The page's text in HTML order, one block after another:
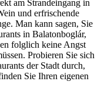
am Strandeingang in
und erfrischende
Man kann sagen, Sie
in Balatonboglár,
folglich keine Angst
Probieren Sie sich
der Stadt durch,
Sie Ihren eigenen